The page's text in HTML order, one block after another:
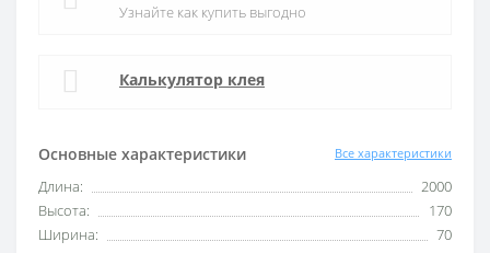
Основные характеристики Все характеристики
Длина:
2000
Высота:
170
Ширина:
70
Узнайте как купить выгодно
Калькулятор клея